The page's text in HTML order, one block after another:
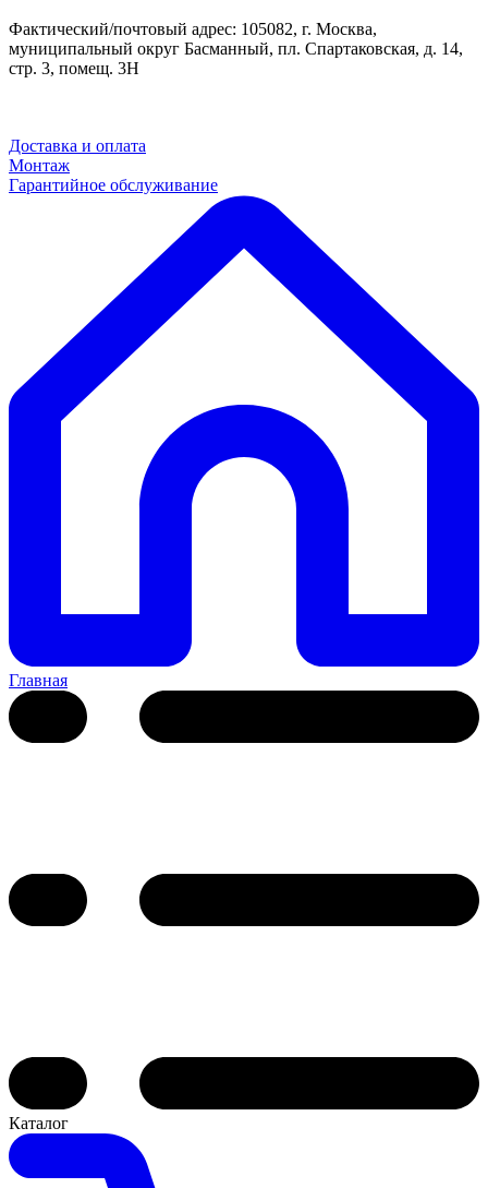
Фактический/почтовый адрес: 105082, г. Москва,
муниципальный округ Басманный, пл. Спартаковская, д. 14,
стр. 3, помещ. 3Н
Доставка и оплата
Монтаж
Гарантийное обслуживание
Главная
Каталог